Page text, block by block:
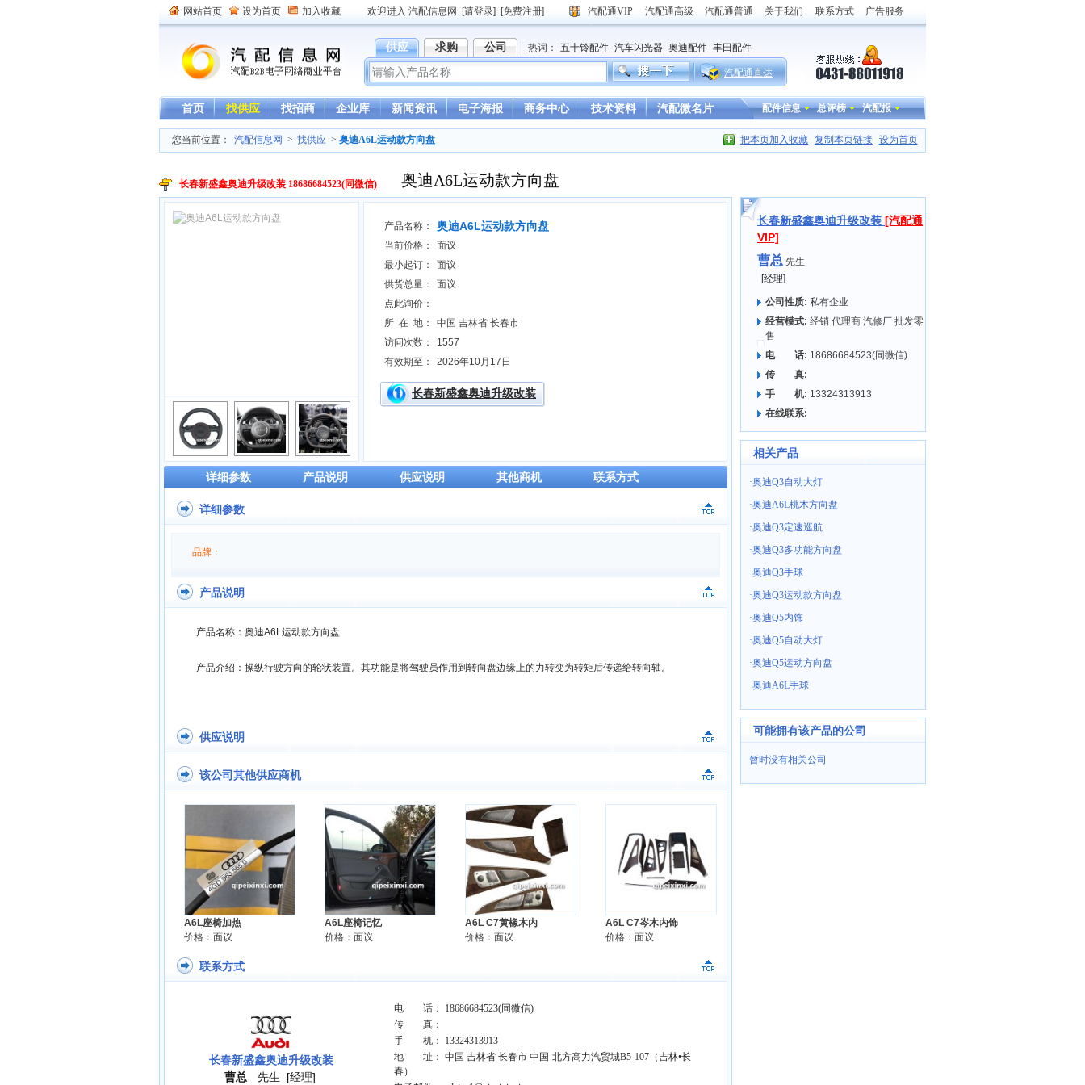
网站首页 设为首页 加入收藏 欢迎进入 汽配信息网 [请登录] [免费注册] 汽配通VIP 汽配通高级 汽配通普通 关于我们 联系方式 广告服务
供应 求购 公司 热词： 五十铃配件 汽车闪光器 奥迪配件 丰田配件
德龙驾驶室 重汽豪沃驾驶室
汽配通直达
首页 找供应 找招商 企业库 新闻资讯 电子海报 商务中心 技术资料 汽配微名片 配件信息 总评榜 汽配报
您当前位置： 汽配信息网 > 找供应 > 奥迪A6L运动款方向盘 把本页加入收藏 复制本页链接 设为首页
长春新盛鑫奥迪升级改装 18686684523(同微信) 奥迪A6L运动款方向盘
产品名称： 奥迪A6L运动款方向盘
当前价格：
面议
最小起订：
面议
供货总量：
面议
点此询价：
所 在 地：
中国 吉林省 长春市
访问次数：
1557
有效期至：
2026年10月17日
长春新盛鑫奥迪升级改装
详细参数 产品说明 供应说明 其他商机 联系方式
详细参数
品牌：
产品说明
产品名称：奥迪A6L运动款方向盘
产品介绍：操纵行驶方向的轮状装置。其功能是将驾驶员作用到转向盘边缘上的力转变为转矩后传递给转向轴。
供应说明
该公司其他供应商机
A6L座椅加热
价格：面议
A6L座椅记忆
价格：面议
A6L C7黄橡木内
价格：面议
A6L C7岑木内饰
价格：面议
联系方式
长春新盛鑫奥迪升级改装
曹总
先生 [经理]
电 话： 18686684523(同微信)
传 真：
手 机： 13324313913
地 址： 中国 吉林省 长春市 中国-北方高力汽贸城B5-107（吉林•长
春）
长春新盛鑫奥迪升级改装 [汽配通
VIP]
曹总 先生
[经理]
公司性质: 私有企业
经营模式: 经销 代理商 汽修厂 批发零
售
电 话: 18686684523(同微信)
传 真:
手 机: 13324313913
在线联系:
相关产品
·奥迪Q3自动大灯
·奥迪A6L桃木方向盘
·奥迪Q3定速巡航
·奥迪Q3多功能方向盘
·奥迪Q3手球
·奥迪Q3运动款方向盘
·奥迪Q5内饰
·奥迪Q5自动大灯
·奥迪Q5运动方向盘
·奥迪A6L手球
可能拥有该产品的公司
暂时没有相关公司